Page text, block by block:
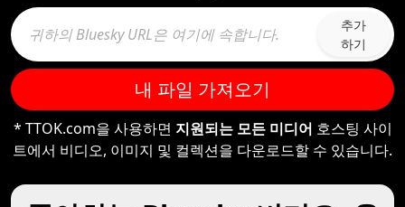
추가
하기
내 파일 가져오기
* TTOK.com을 사용하면 지원되는 모든 미디어 호스팅 사이
트에서 비디오, 이미지 및 컬렉션을 다운로드할 수 있습니다.